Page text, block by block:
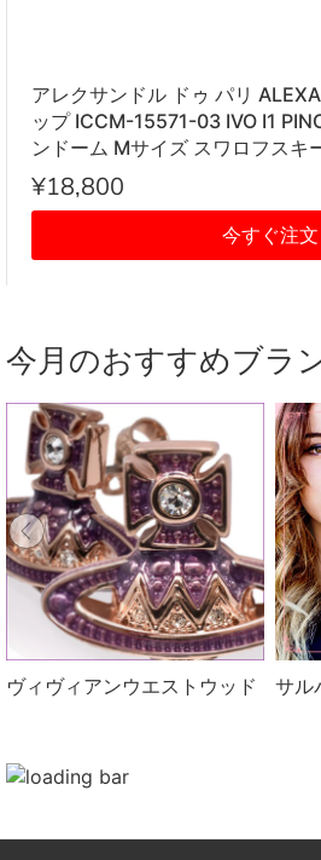
アレクサンドル ドゥ パリ
ップ ICCM-15571-03 IVO I1
ンドーム Mサイズ スワロフスキ
レディース アイボリー系
¥18,800
今すぐ注文
今月のおすすめブラ
ヴィヴィアンウエストウッド サル